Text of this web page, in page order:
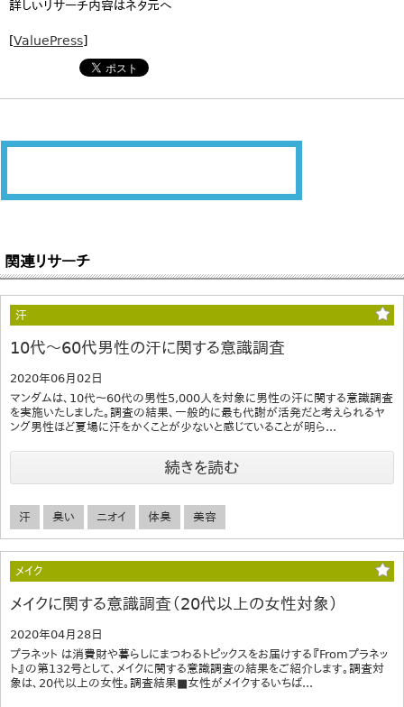
詳しいリサーチ内容はネタ元へ
[ValuePress]
関連リサーチ
汗
10代～60代男性の汗に関する意識調査
2020年06月02日
マンダムは、10代～60代の男性5,000人を対象に男性の汗に関する意識調査
を実施いたしました。調査の結果、一般的に最も代謝が活発だと考えられるヤ
ング男性ほど夏場に汗をかくことが少ないと感じていることが明ら...
続きを読む
汗 臭い ニオイ 体臭 美容
メイク
メイクに関する意識調査（20代以上の女性対象）
2020年04月28日
プラネット は消費財や暮らしにまつわるトピックスをお届けする『Fromプラネッ
ト』の第132号として、メイクに関する意識調査の結果をご紹介します。調査対
象は、20代以上の女性。調査結果■女性がメイクするいちば...